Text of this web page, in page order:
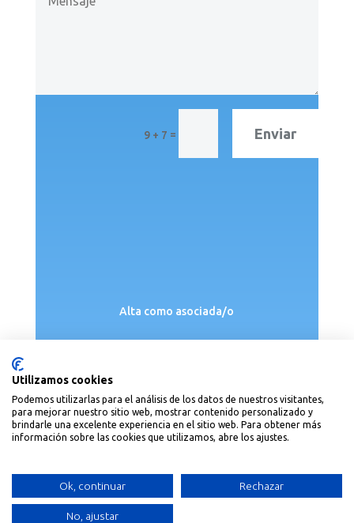
9 + 7 = Enviar
Alta como asociada/o
Política de privacidad|Política de cookies
Utilizamos cookies
Podemos utilizarlas para el análisis de los datos de nuestros visitantes,
para mejorar nuestro sitio web, mostrar contenido personalizado y
brindarle una excelente experiencia en el sitio web. Para obtener más
información sobre las cookies que utilizamos, abre los ajustes.
Ok, continuar Rechazar
No, ajustar